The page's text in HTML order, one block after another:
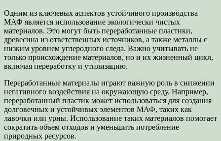
Одним из ключевых аспектов устойчивого производства
МАФ является использование экологически чистых
материалов. Это могут быть переработанные пластики,
древесина из ответственных источников, а также металлы с
низким уровнем углеродного следа. Важно учитывать не
только происхождение материалов, но и их жизненный цикл,
включая переработку и утилизацию.
Переработанные материалы играют важную роль в снижении
негативного воздействия на окружающую среду. Например,
переработанный пластик может использоваться для создания
долговечных и устойчивых элементов МАФ, таких как
лавочки или урны. Использование таких материалов помогает
сократить объем отходов и уменьшить потребление
природных ресурсов.